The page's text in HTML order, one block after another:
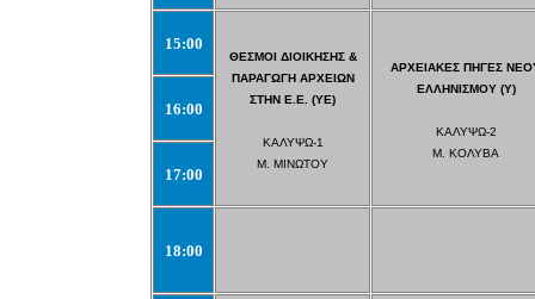
15:00
ΘΕΣΜΟΙ ΔΙΟΙΚΗΣΗΣ &
ΠΑΡΑΓΩΓΗ ΑΡΧΕΙΩΝ
ΣΤΗΝ Ε.Ε. (ΥΕ)
ΚΑΛΥΨΩ-1
Μ. ΜΙΝΩΤΟΥ
ΑΡΧΕΙΑΚΕΣ ΠΗΓΕΣ
ΕΛΛΗΝΙΣΜΟΥ (Υ)
ΚΑΛΥΨΩ-2
Μ. ΚΟΛΥΒΑ
16:00
17:00
18:00